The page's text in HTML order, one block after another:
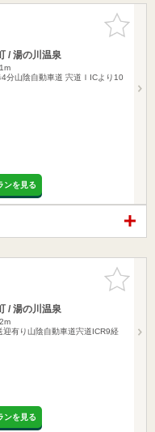
お気に入
りに追加
/ 湯の川温泉
分山陰自動車道 宍道ＩICより10
ンを見る
お気に入
りに追加
/ 湯の川温泉
有り山陰自動車道宍道ICR9経
ンを見る